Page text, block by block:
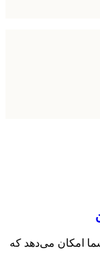
امکان می‌دهد که